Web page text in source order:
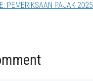
PEMERIKSAAN PAJAK 2025